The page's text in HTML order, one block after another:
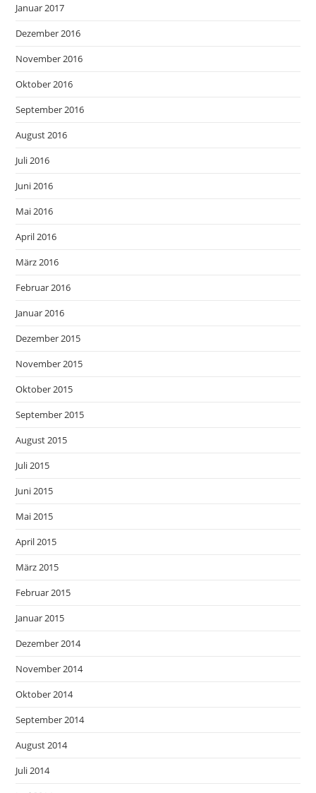
Januar 2017
Dezember 2016
November 2016
Oktober 2016
September 2016
August 2016
Juli 2016
Juni 2016
Mai 2016
April 2016
März 2016
Februar 2016
Januar 2016
Dezember 2015
November 2015
Oktober 2015
September 2015
August 2015
Juli 2015
Juni 2015
Mai 2015
April 2015
März 2015
Februar 2015
Januar 2015
Dezember 2014
November 2014
Oktober 2014
September 2014
August 2014
Juli 2014